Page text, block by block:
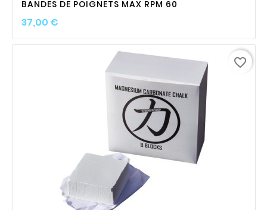
BANDES DE POIGNETS MAX RPM 60
37,00 €Prix
favorite_border